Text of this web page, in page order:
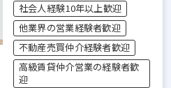
社会人経験10年以上歓迎
他業界の営業経験者歓迎
不動産売買仲介経験者歓迎
高級賃貸仲介営業の経験者歓
迎